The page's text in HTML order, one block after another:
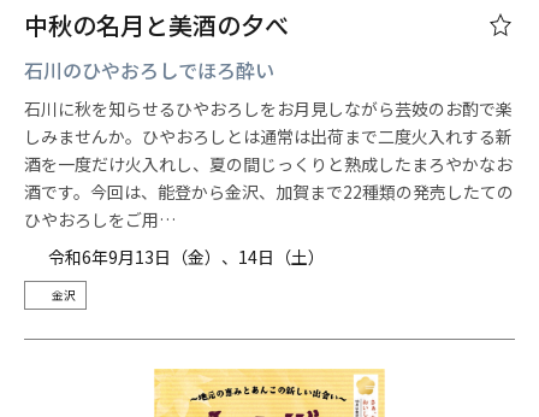
中秋の名月と美酒の夕べ
石川のひやおろしでほろ酔い
石川に秋を知らせるひやおろしをお月見しながら芸妓のお酌で楽
しみませんか。ひやおろしとは通常は出荷まで二度火入れする新
酒を一度だけ火入れし、夏の間じっくりと熟成したまろやかなお
酒です。今回は、能登から金沢、加賀まで22種類の発売したての
ひやおろしをご用…
令和6年9月13日（金）、14日（土）
金沢